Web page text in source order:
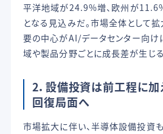
平洋地域が24.9%増、欧州が
となる見込みだ。市場全体として拡
要の中心がAI/データセンター向け
域や製品分野ごとに成長差が生じ
2．設備投資は前工程に加
回復局面へ
市場拡大に伴い、半導体設備投資